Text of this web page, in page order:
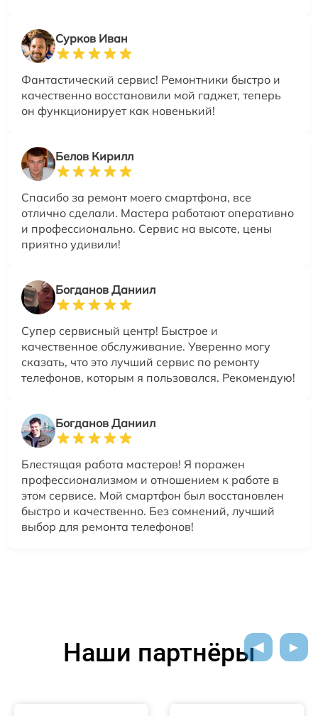
Сурков Иван
Фантастический сервис! Ремонтники быстро и
качественно восстановили мой гаджет, теперь
он функционирует как новенький!
Белов Кирилл
Спасибо за ремонт моего смартфона, все
отлично сделали. Мастера работают оперативно
и профессионально. Сервис на высоте, цены
приятно удивили!
Богданов Даниил
Супер сервисный центр! Быстрое и
качественное обслуживание. Уверенно могу
сказать, что это лучший сервис по ремонту
телефонов, которым я пользовался. Рекомендую!
Богданов Даниил
Блестящая работа мастеров! Я поражен
профессионализмом и отношением к работе в
этом сервисе. Мой смартфон был восстановлен
быстро и качественно. Без сомнений, лучший
выбор для ремонта телефонов!
Наши партнёры